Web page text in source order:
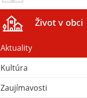
Život v obci
Aktuality
Kultúra
Zaujímavosti